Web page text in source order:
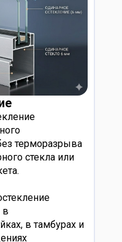
терморазрыва
стекла или
в
в тамбурах и